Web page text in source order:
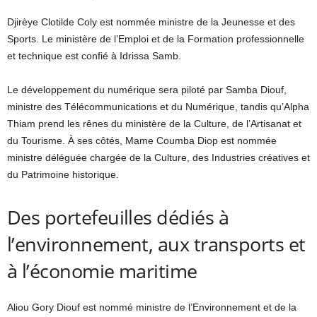
Djirèye Clotilde Coly est nommée ministre de la Jeunesse et des
Sports. Le ministère de l’Emploi et de la Formation professionnelle
et technique est confié à Idrissa Samb.
Le développement du numérique sera piloté par Samba Diouf,
ministre des Télécommunications et du Numérique, tandis qu’Alpha
Thiam prend les rênes du ministère de la Culture, de l’Artisanat et
du Tourisme. À ses côtés, Mame Coumba Diop est nommée
ministre déléguée chargée de la Culture, des Industries créatives et
du Patrimoine historique.
Des portefeuilles dédiés à
l’environnement, aux transports et
à l’économie maritime
Aliou Gory Diouf est nommé ministre de l’Environnement et de la